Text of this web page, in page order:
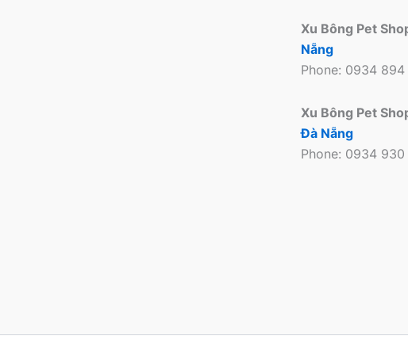
Xu Bông Pet
Nẵng
Phone: 0934
Xu Bông Pet
Đà Nẵng
Phone: 0934